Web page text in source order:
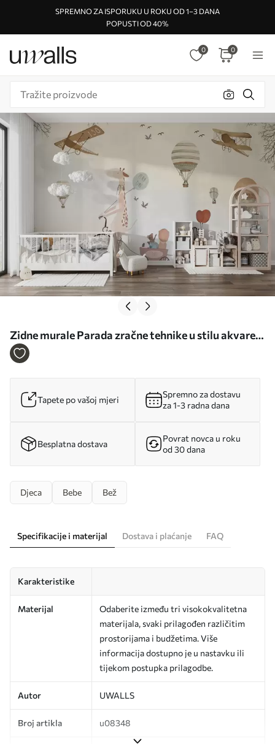
SPREMNO ZA ISPORUKU U ROKU OD 1–3 DANA
POPUSTI OD 40%
0 0
Zidne murale Parada zračne tehnike u stilu akvarela
br. u08348
Tapete po vašoj mjeri
Spremno za dostavu
za 1-3 radna dana
Besplatna dostava
Povrat novca u roku
od 30 dana
Djeca Bebe Bež
Specifikacije i materijal Dostava i plaćanje FAQ
Karakteristike
Materijal
Odaberite između tri visokokvalitetna
materijala, svaki prilagođen različitim
prostorijama i budžetima. Više
informacija dostupno je u nastavku ili
tijekom postupka prilagodbe.
Autor UWALLS
Broj artikla u08348